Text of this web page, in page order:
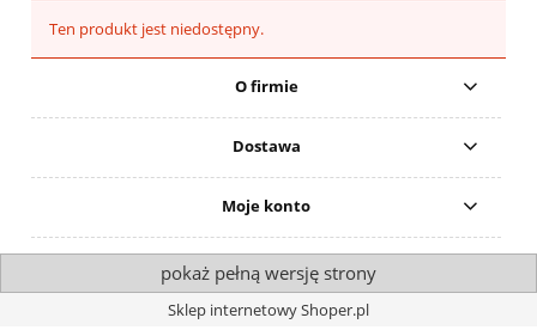
Ten produkt jest niedostępny.
O firmie
Dostawa
Moje konto
pokaż pełną wersję strony
Sklep internetowy Shoper.pl